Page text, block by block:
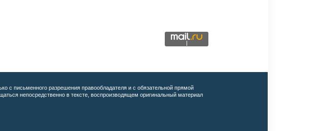
с письменного разрешения правообладателя и с обязательной прямой
непосредственно в тексте, воспроизводящем оригинальный материал